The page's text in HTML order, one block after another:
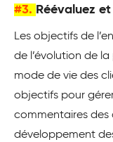
#3. Réévaluez
Les objectifs de
de l’évolution de
mode de vie des
objectifs pour
commentaires des
développement